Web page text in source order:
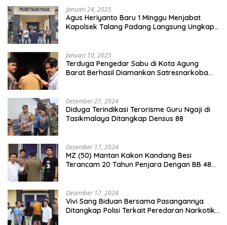
Januari 24, 2025
Agus Heriyanto Baru 1 Minggu Menjabat
Kapolsek Talang Padang Langsung Ungkap
Januari 10, 2025
Terduga Pengedar Sabu di Kota Agung
Barat Berhasil Diamankan Satresnarkoba
Desember 27, 2024
Diduga Terindikasi Terorisme Guru Ngaji di
Tasikmalaya Ditangkap Densus 88
Desember 17, 2024
MZ (50) Mantan Kakon Kandang Besi
Terancam 20 Tahun Penjara Dengan BB 48
Desember 17, 2024
Vivi Sang Biduan Bersama Pasangannya
Ditangkap Polisi Terkait Peredaran Narkotika